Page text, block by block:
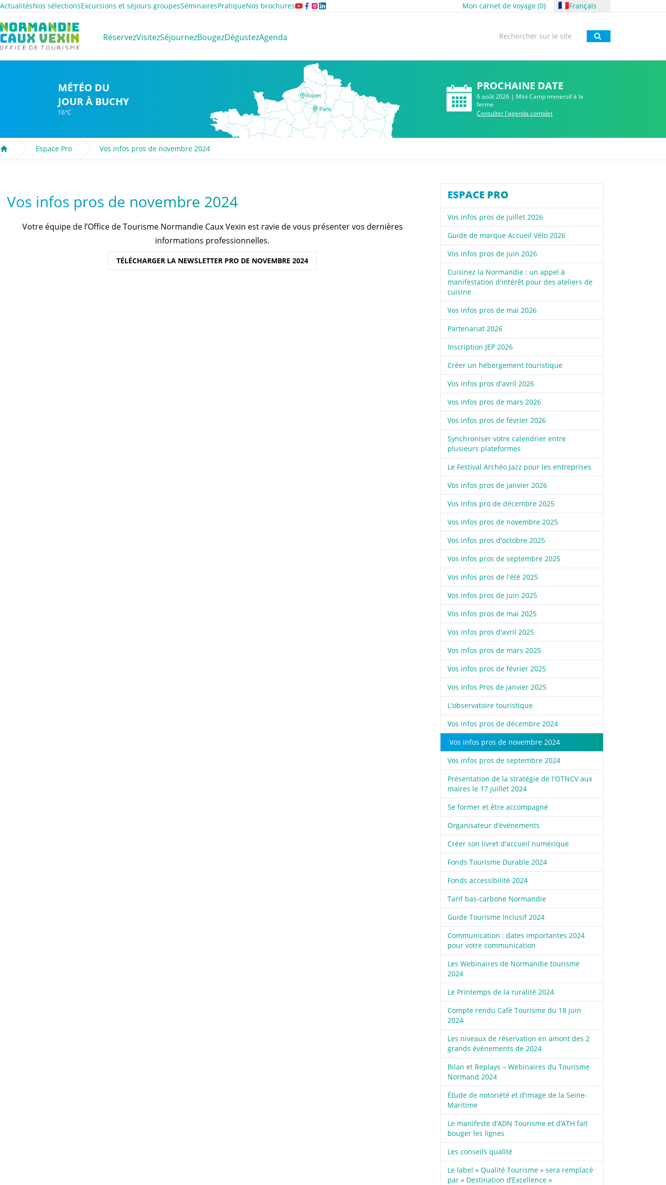
ActualitésNos sélectionsExcursions et séjours groupesSéminairesPratiqueNos brochures Mon carnet de voyage (0) 🇫🇷Français
Normandie Caux Vexin
RéservezVisitezSéjournezBougezDégustezAgenda Rechercher
MÉTÉO DU
JOUR À BUCHY
16°C
PROCHAINE DATE
6 août 2026 | Mini Camp immersif à la
ferme
Consulter l'agenda complet
Accueil
Espace Pro Vos infos pros de novembre 2024
Vos infos pros de novembre 2024
Votre équipe de l’Office de Tourisme Normandie Caux Vexin est ravie de vous présenter vos dernières
informations professionnelles.
TÉLÉCHARGER LA NEWSLETTER PRO DE NOVEMBRE 2024
ESPACE PRO
Vos infos pros de juillet 2026
Guide de marque Accueil Vélo 2026
Vos infos pros de juin 2026
Cuisinez la Normandie : un appel à
manifestation d'intérêt pour des ateliers de
cuisine
Vos infos pros de mai 2026
Partenariat 2026
Inscription JEP 2026
Créer un hébergement touristique
Vos infos pros d'avril 2026
Vos infos pros de mars 2026
Vos infos pros de février 2026
Synchroniser votre calendrier entre
plusieurs plateformes
Le Festival Archéo Jazz pour les entreprises
Vos infos pros de janvier 2026
Vos infos pro de décembre 2025
Vos infos pros de novembre 2025
Vos infos pros d'octobre 2025
Vos infos pros de septembre 2025
Vos infos pros de l'été 2025
Vos infos pros de juin 2025
Vos infos pros de mai 2025
Vos infos pros d'avril 2025
Vos infos pros de mars 2025
Vos infos pros de février 2025
Vos Infos Pros de janvier 2025
L'observatoire touristique
Vos infos pros de décembre 2024
Vos infos pros de novembre 2024
Vos infos pros de septembre 2024
Présentation de la stratégie de l'OTNCV aux
maires le 17 juillet 2024
Se former et être accompagné
Organisateur d’événements
Créer son livret d'accueil numérique
Fonds Tourisme Durable 2024
Fonds accessibilité 2024
Tarif bas-carbone Normandie
Guide Tourisme Inclusif 2024
Communication : dates importantes 2024
pour votre communication
Les Webinaires de Normandie tourisme
2024
Le Printemps de la ruralité 2024
Compte rendu Café Tourisme du 18 juin
2024
Les niveaux de réservation en amont des 2
grands évènements de 2024
Bilan et Replays – Webinaires du Tourisme
Normand 2024
Étude de notoriété et d'image de la Seine-
Maritime
Le manifeste d’ADN Tourisme et d’ATH fait
bouger les lignes
Les conseils qualité
Le label « Qualité Tourisme » sera remplacé
par « Destination d’Excellence »